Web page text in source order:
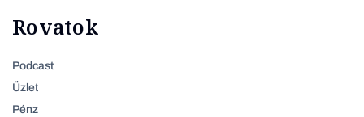
Rovatok
Podcast
Üzlet
Pénz